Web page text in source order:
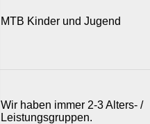
MTB Kinder und Jugend
Wir haben immer 2-3 Alters- /
Leistungsgruppen.